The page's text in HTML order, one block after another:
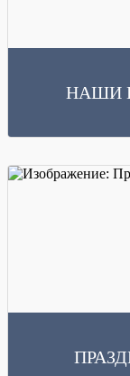
НАШИ
На мероприятие,
Отечественной Войне.